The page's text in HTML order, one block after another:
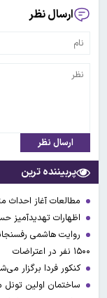
ارسال نظر
ارسال نظر
پربیننده ترین
مطالعات آغاز احداث
اظهارات تهدیدآمیز
روایت هاشمی
۱۵۰۰ نفر در اعتراضات
کنکور فردا برگزار
ساختمان اولین